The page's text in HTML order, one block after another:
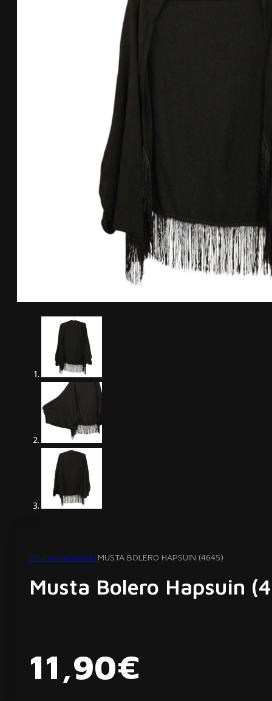
ETUSIVUYLÄOSATMUSTA BOLERO HAPSUIN (4645)
Musta Bolero Hapsuin
11,90€